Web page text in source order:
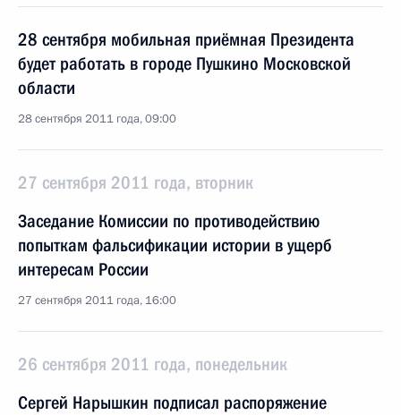
28 сентября мобильная приёмная Президента
будет работать в городе Пушкино Московской
области
28 сентября 2011 года, 09:00
27 сентября 2011 года, вторник
Заседание Комиссии по противодействию
попыткам фальсификации истории в ущерб
интересам России
27 сентября 2011 года, 16:00
26 сентября 2011 года, понедельник
Сергей Нарышкин подписал распоряжение